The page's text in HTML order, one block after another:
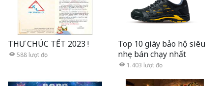
THƯ CHÚC TẾT 2023 !
588 lượt đọc
Top 10 giày bảo hộ siêu
nhẹ bán chạy nhất
1.403 lượt đọc